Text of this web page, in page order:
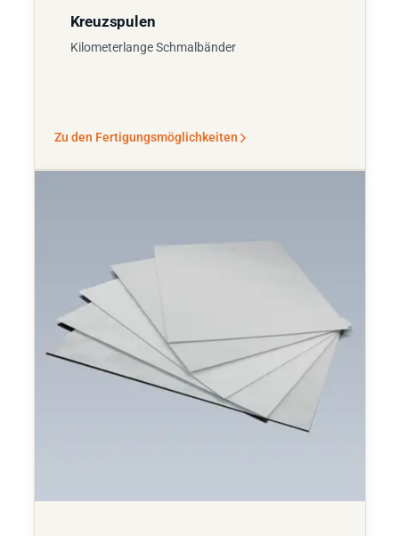
Kreuzspulen
Kilometerlange Schmalbänder
Zu den Fertigungsmöglichkeiten